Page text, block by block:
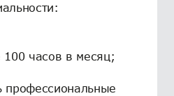
100 часов в месяц;
профессиональные